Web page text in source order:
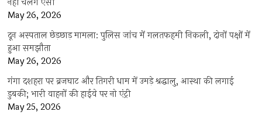
नहीं चलेंगे एसी
May 26, 2026
दून अस्पताल छेड़छाड़ मामला: पुलिस जांच में गलतफहमी निकली, दोनों पक्षों में
हुआ समझौता
May 26, 2026
गंगा दशहरा पर ब्रजघाट और तिगरी धाम में उमड़े श्रद्धालु, आस्था की लगाई
डुबकी; भारी वाहनों की हाईवे पर नो एंट्री
May 25, 2026